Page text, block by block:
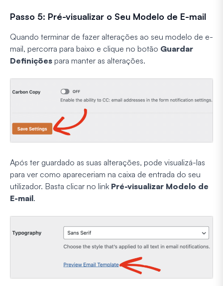
Passo 5: Pré-visualizar o Seu Modelo de E-mail
Quando terminar de fazer alterações ao seu modelo de e-
mail, percorra para baixo e clique no botão Guardar
Definições para manter as alterações.
Após ter guardado as suas alterações, pode visualizá-las
para ver como apareceriam na caixa de entrada do seu
utilizador. Basta clicar no link Pré-visualizar Modelo de
E-mail.